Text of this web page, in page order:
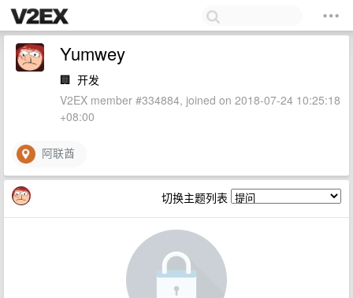
Yumwey
🏢 开发
V2EX member #334884, joined on 2018-07-24 10:25:18
+08:00
阿联酋
切换主题列表